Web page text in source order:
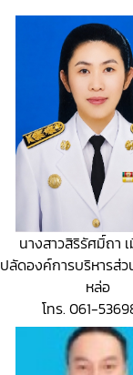
นางสาวสิริรัศมิ์ถา
ปลัดองค์การบริหารส่
หล่อ
โทร. 061-